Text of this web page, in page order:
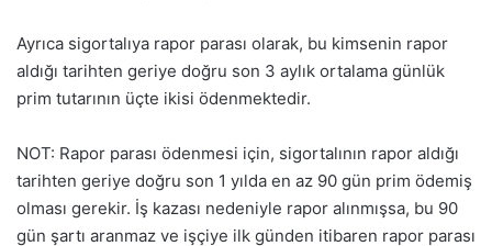
Ayrıca sigortalıya rapor parası olarak, bu kimsenin rapor
aldığı tarihten geriye doğru son 3 aylık ortalama günlük
prim tutarının üçte ikisi ödenmektedir.
NOT: Rapor parası ödenmesi için, sigortalının rapor aldığı
tarihten geriye doğru son 1 yılda en az 90 gün prim ödemiş
olması gerekir. İş kazası nedeniyle rapor alınmışsa, bu 90
gün şartı aranmaz ve işçiye ilk günden itibaren rapor parası